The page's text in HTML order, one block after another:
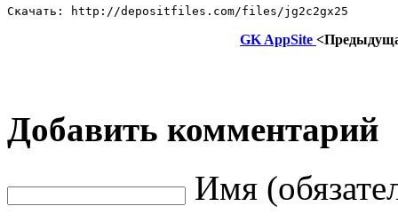
Скачать: http://depositfiles.com/files/jg2c2gx25
GK AppSite
Добавить комментарий
Имя